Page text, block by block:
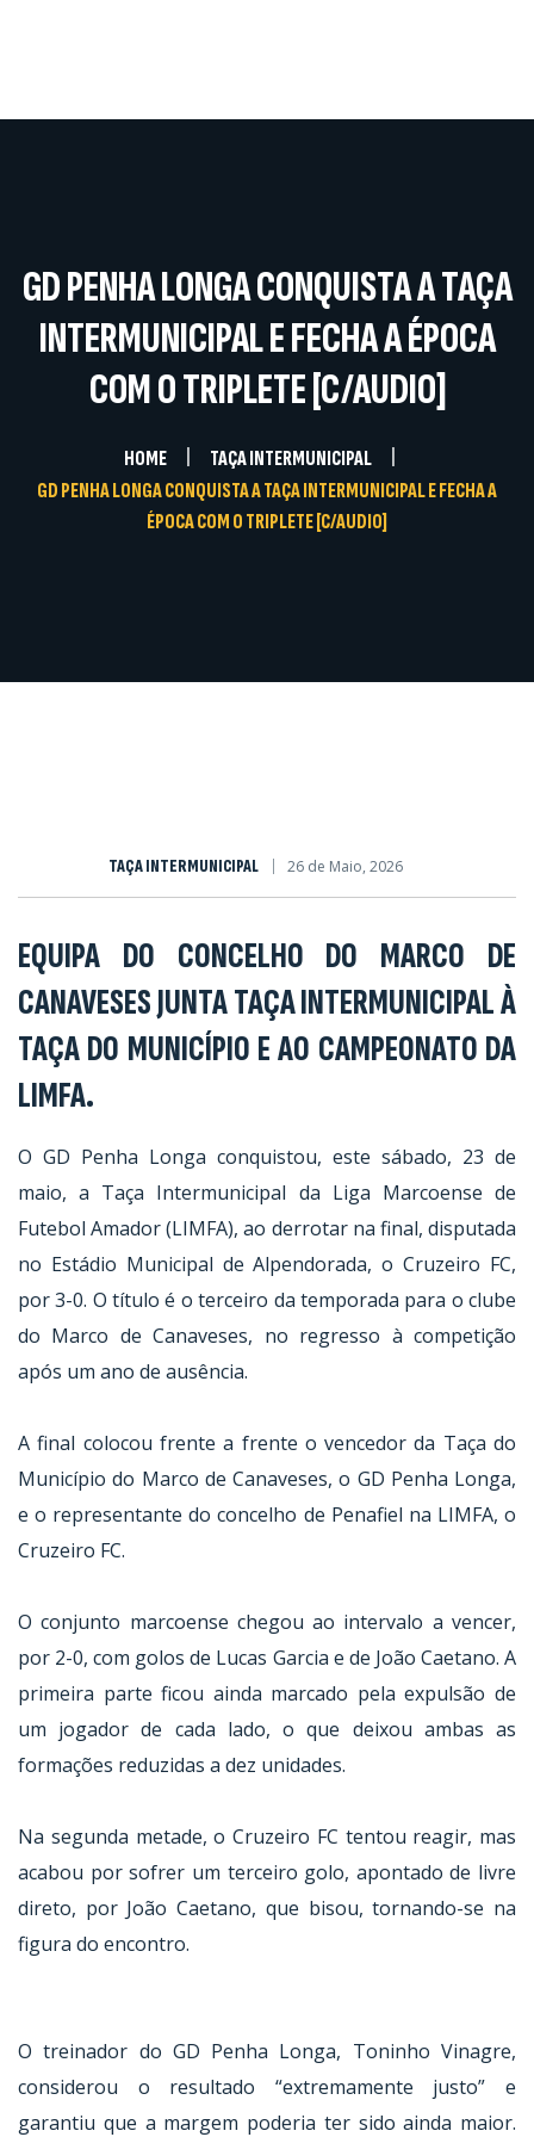
Contactos
GD PENHA LONGA CONQUISTA A TAÇA
INTERMUNICIPAL E FECHA A ÉPOCA
COM O TRIPLETE [C/AUDIO]
HOME
TAÇA INTERMUNICIPAL
GD PENHA LONGA CONQUISTA A TAÇA INTERMUNICIPAL E FECHA A
ÉPOCA COM O TRIPLETE [C/AUDIO]
TAÇA INTERMUNICIPAL 26 de Maio, 2026
EQUIPA DO CONCELHO DO MARCO DE
CANAVESES JUNTA TAÇA INTERMUNICIPAL À
TAÇA DO MUNICÍPIO E AO CAMPEONATO DA
LIMFA.
O GD Penha Longa conquistou, este sábado, 23 de
maio, a Taça Intermunicipal da Liga Marcoense de
Futebol Amador (LIMFA), ao derrotar na final, disputada
no Estádio Municipal de Alpendorada, o Cruzeiro FC,
por 3-0. O título é o terceiro da temporada para o clube
do Marco de Canaveses, no regresso à competição
após um ano de ausência.
A final colocou frente a frente o vencedor da Taça do
Município do Marco de Canaveses, o GD Penha Longa,
e o representante do concelho de Penafiel na LIMFA, o
Cruzeiro FC.
O conjunto marcoense chegou ao intervalo a vencer,
por 2-0, com golos de Lucas Garcia e de João Caetano. A
primeira parte ficou ainda marcado pela expulsão de
um jogador de cada lado, o que deixou ambas as
formações reduzidas a dez unidades.
Na segunda metade, o Cruzeiro FC tentou reagir, mas
acabou por sofrer um terceiro golo, apontado de livre
direto, por João Caetano, que bisou, tornando-se na
figura do encontro.
O treinador do GD Penha Longa, Toninho Vinagre,
considerou o resultado “extremamente justo” e
garantiu que a margem poderia ter sido ainda maior.